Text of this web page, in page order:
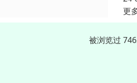
更
被浏览过